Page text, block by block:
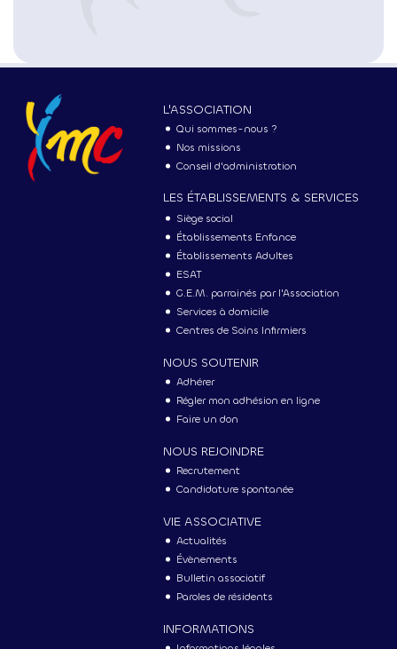
PRINCIPAL
L'ASSOCIATION
Qui sommes-nous ?
Nos missions
Conseil d'administration
LES ÉTABLISSEMENTS & SERVICES
Siège social
Établissements Enfance
Établissements Adultes
ESAT
G.E.M. parrainés par l'Association
Services à domicile
Centres de Soins Infirmiers
NOUS SOUTENIR
Adhérer
Régler mon adhésion en ligne
Faire un don
NOUS REJOINDRE
Recrutement
Candidature spontanée
VIE ASSOCIATIVE
Actualités
Évènements
Bulletin associatif
Paroles de résidents
INFORMATIONS